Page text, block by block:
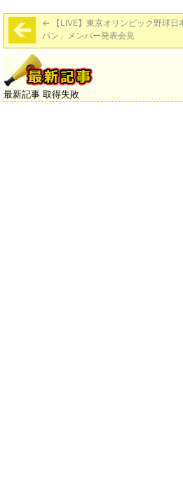
← 【LIVE】東京オリンピック野球日
パン」メンバー発表会見
最新記事 取得失敗